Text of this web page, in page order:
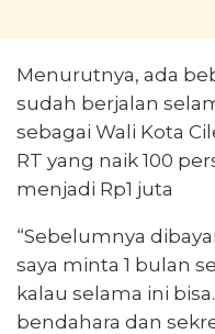
Menurutnya, ada
sudah berjalan
sebagai Wali Kota
RT yang naik 100
menjadi Rp1 juta
“Sebelumnya
saya minta 1 bulan
kalau selama ini
bendahara dan